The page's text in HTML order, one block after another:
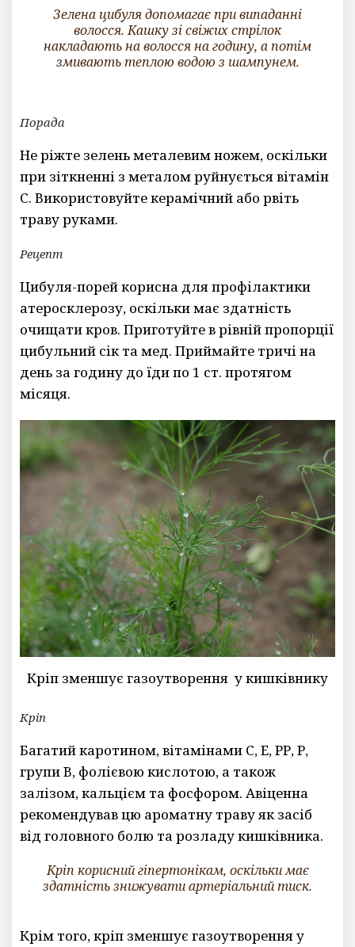
Зелена цибуля допомагає при випаданні
волосся. Кашку зі свіжих стрілок
накладають на волосся на годину, а потім
змивають теплою водою з шампунем.
Порада
Не ріжте зелень металевим ножем, оскільки
при зіткненні з металом руйнується вітамін
С. Використовуйте керамічний або рвіть
траву руками.
Рецепт
Цибуля-порей корисна для профілактики
атеросклерозу, оскільки має здатність
очищати кров. Приготуйте в рівній пропорції
цибульний сік та мед. Приймайте тричі на
день за годину до їди по 1 ст. протягом
місяця.
Кріп зменшує газоутворення у кишківнику
Кріп
Багатий каротином, вітамінами С, Е, РР, Р,
групи B, фолієвою кислотою, а також
залізом, кальцієм та фосфором. Авіценна
рекомендував цю ароматну траву як засіб
від головного болю та розладу кишківника.
Кріп корисний гіпертонікам, оскільки має
здатність знижувати артеріальний тиск.
Крім того, кріп зменшує газоутворення у